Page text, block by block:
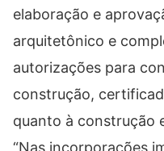
elaboração e
arquitetônico e
autorizações para
construção,
quanto à construção